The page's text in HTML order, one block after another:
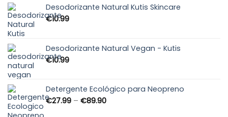
Desodorizante Natural Kutis Skincare
€10.99
Desodorizante Natural Vegan - Kutis
€10.99
Detergente Ecológico para Neopreno
€27.99 – €89.90Price